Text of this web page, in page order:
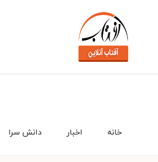
دانش سرا اخبار خانه